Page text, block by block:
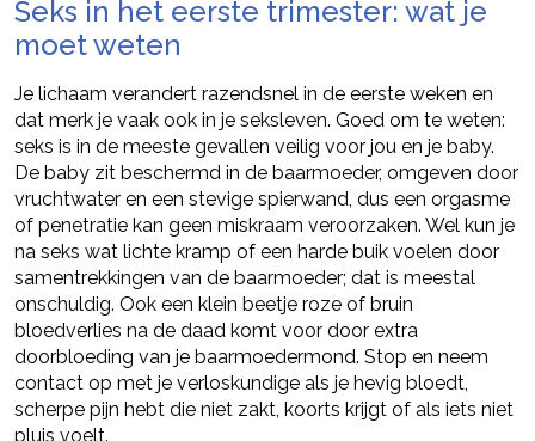
Seks in het eerste trimester: wat je
moet weten
Je lichaam verandert razendsnel in de eerste weken en
dat merk je vaak ook in je seksleven. Goed om te weten:
seks is in de meeste gevallen veilig voor jou en je baby.
De baby zit beschermd in de baarmoeder, omgeven door
vruchtwater en een stevige spierwand, dus een orgasme
of penetratie kan geen miskraam veroorzaken. Wel kun je
na seks wat lichte kramp of een harde buik voelen door
samentrekkingen van de baarmoeder; dat is meestal
onschuldig. Ook een klein beetje roze of bruin
bloedverlies na de daad komt voor door extra
doorbloeding van je baarmoedermond. Stop en neem
contact op met je verloskundige als je hevig bloedt,
scherpe pijn hebt die niet zakt, koorts krijgt of als iets niet
pluis voelt.